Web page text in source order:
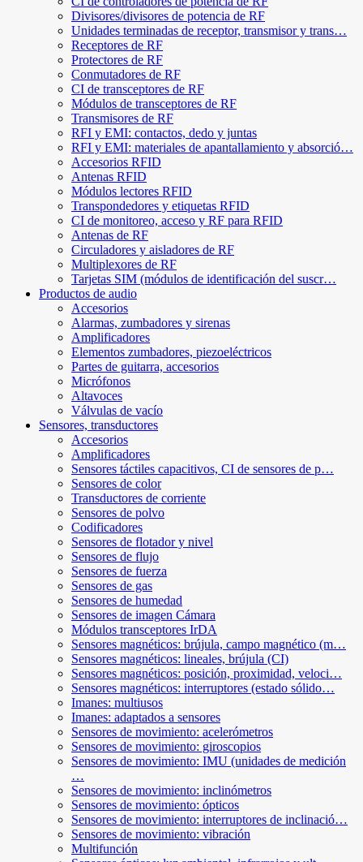
Divisores/divisores de potencia de RF
Unidades terminadas de receptor, transmisor y trans…
Receptores de RF
Protectores de RF
Conmutadores de RF
CI de transceptores de RF
Módulos de transceptores de RF
Transmisores de RF
RFI y EMI: contactos, dedo y juntas
RFI y EMI: materiales de apantallamiento y absorció…
Accesorios RFID
Antenas RFID
Módulos lectores RFID
Transpondedores y etiquetas RFID
CI de monitoreo, acceso y RF para RFID
Antenas de RF
Circuladores y aisladores de RF
Multiplexores de RF
Tarjetas SIM (módulos de identificación del suscr…
Productos de audio
Accesorios
Alarmas, zumbadores y sirenas
Amplificadores
Elementos zumbadores, piezoeléctricos
Partes de guitarra, accesorios
Micrófonos
Altavoces
Válvulas de vacío
Sensores, transductores
Accesorios
Amplificadores
Sensores táctiles capacitivos, CI de sensores de p…
Sensores de color
Transductores de corriente
Sensores de polvo
Codificadores
Sensores de flotador y nivel
Sensores de flujo
Sensores de fuerza
Sensores de gas
Sensores de humedad
Sensores de imagen Cámara
Módulos transceptores IrDA
Sensores magnéticos: brújula, campo magnético (m…
Sensores magnéticos: lineales, brújula (CI)
Sensores magnéticos: posición, proximidad, veloci…
Sensores magnéticos: interruptores (estado sólido…
Imanes: multiusos
Imanes: adaptados a sensores
Sensores de movimiento: acelerómetros
Sensores de movimiento: giroscopios
Sensores de movimiento: IMU (unidades de medición
…
Sensores de movimiento: inclinómetros
Sensores de movimiento: ópticos
Sensores de movimiento: interruptores de inclinació…
Sensores de movimiento: vibración
Multifunción